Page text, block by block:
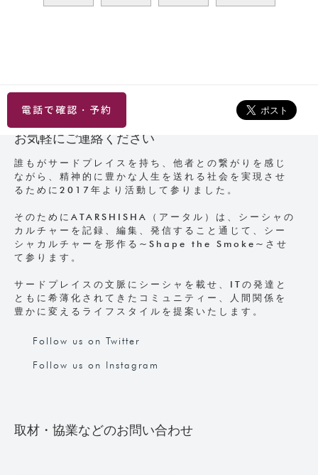
電話で確認・予約
お気軽にご連絡ください
誰もがサードプレイスを持ち、他者との繋がりを感じ
ながら、精神的に豊かな人生を送れる社会を実現させ
るために2017年より活動して参りました。
そのためにATARSHISHA（アータル）は、シーシャの
カルチャーを記録、編集、発信すること通じて、シー
シャカルチャーを形作る~Shape the Smoke~させ
て参ります。
サードプレイスの文脈にシーシャを載せ、ITの発達と
ともに希薄化されてきたコミュニティー、人間関係を
豊かに変えるライフスタイルを提案いたします。
Follow us on Twitter
Follow us on Instagram
取材・協業などのお問い合わせ